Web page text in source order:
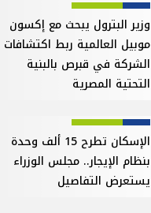
وزير البترول يبحث مع إكسون
موبيل العالمية ربط اكتشافات
الشركة في قبرص بالبنية
التحتية المصرية
الإسكان تطرح 15 ألف وحدة
بنظام الإيجار.. مجلس الوزراء
يستعرض التفاصيل